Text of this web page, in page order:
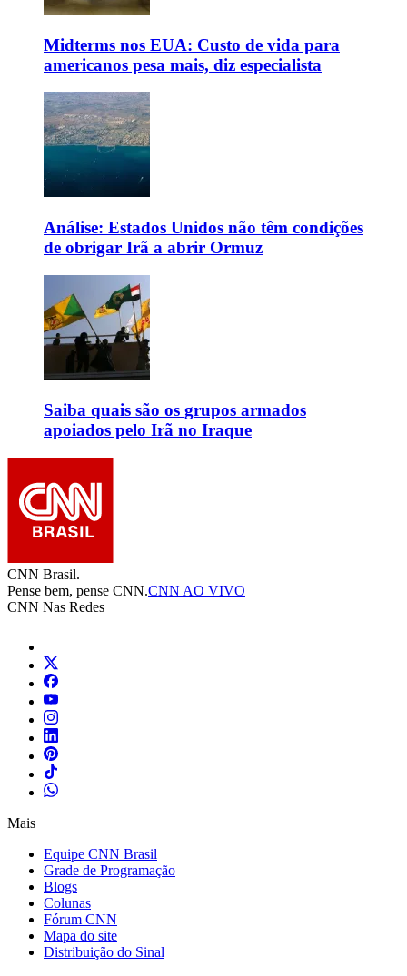
Midterms nos EUA: Custo de vida para
americanos pesa mais, diz especialista
Análise: Estados Unidos não têm condições
de obrigar Irã a abrir Ormuz
Saiba quais são os grupos armados
apoiados pelo Irã no Iraque
CNN Brasil.
Pense bem, pense CNN.CNN AO VIVO
CNN Nas Redes
Mais
Equipe CNN Brasil
Grade de Programação
Blogs
Colunas
Fórum CNN
Mapa do site
Distribuição do Sinal